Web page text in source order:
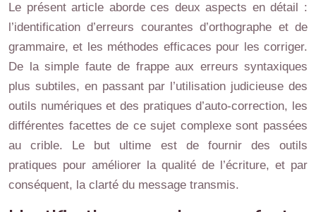
Le présent article aborde ces deux aspects en détail :
l’identification d’erreurs courantes d’orthographe et de
grammaire, et les méthodes efficaces pour les corriger.
De la simple faute de frappe aux erreurs syntaxiques
plus subtiles, en passant par l’utilisation judicieuse des
outils numériques et des pratiques d’auto-correction, les
différentes facettes de ce sujet complexe sont passées
au crible. Le but ultime est de fournir des outils
pratiques pour améliorer la qualité de l’écriture, et par
conséquent, la clarté du message transmis.